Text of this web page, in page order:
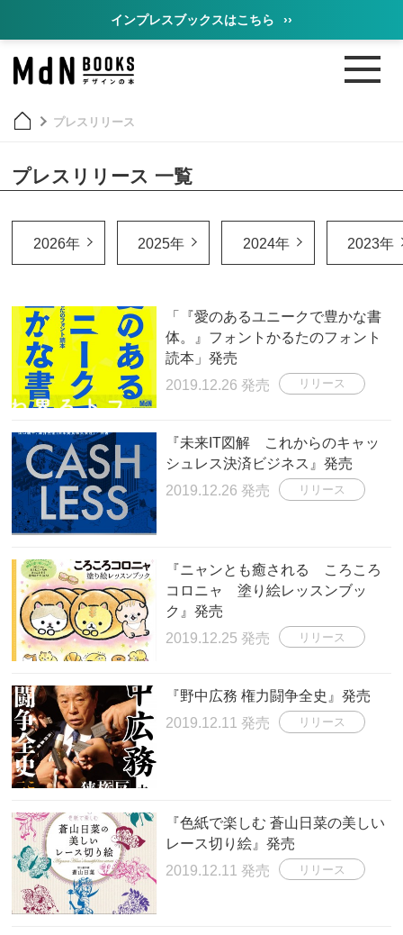
インプレスブックスはこちら ››
プレスリリース
プレスリリース 一覧
2026年 2025年 2024年 2023年
「『愛のあるユニークで豊かな書
体。』フォントかるたのフォント
読本」発売
2019.12.26 発売
リリース
『未来IT図解 これからのキャッ
シュレス決済ビジネス』発売
2019.12.26 発売
リリース
『ニャンとも癒される ころころ
コロニャ 塗り絵レッスンブッ
ク』発売
2019.12.25 発売
リリース
『野中広務 権力闘争全史』発売
2019.12.11 発売
リリース
『色紙で楽しむ 蒼山日菜の美しい
レース切り絵』発売
2019.12.11 発売
リリース